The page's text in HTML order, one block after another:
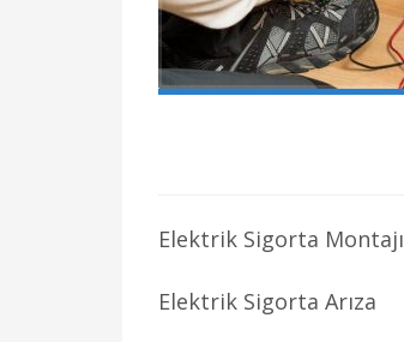
Elektrik Sigorta Montajı
Elektrik Sigorta Arıza